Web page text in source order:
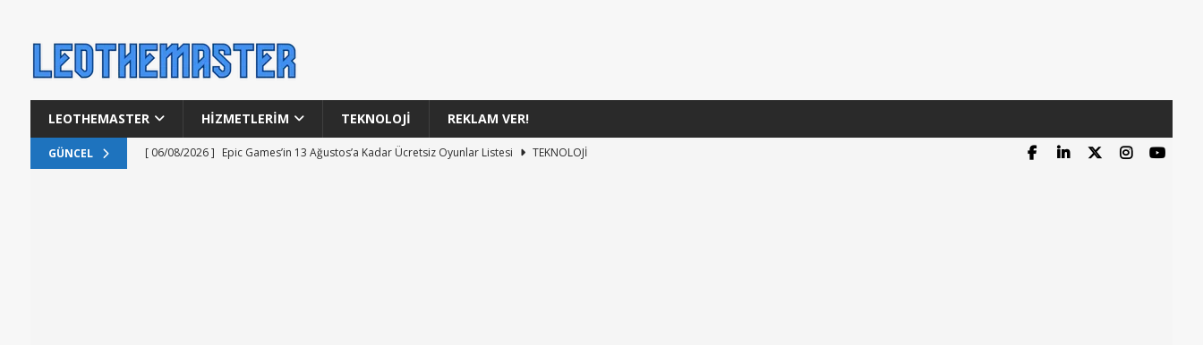
LEOTHEMASTER HİZMETLERİM TEKNOLOJI REKLAM VER!
GÜNCEL [ 06/08/2026 ] Epic Games’in 13 Ağustos’a Kadar Ücretsiz Oyunlar Listesi
TEKNOLOJI